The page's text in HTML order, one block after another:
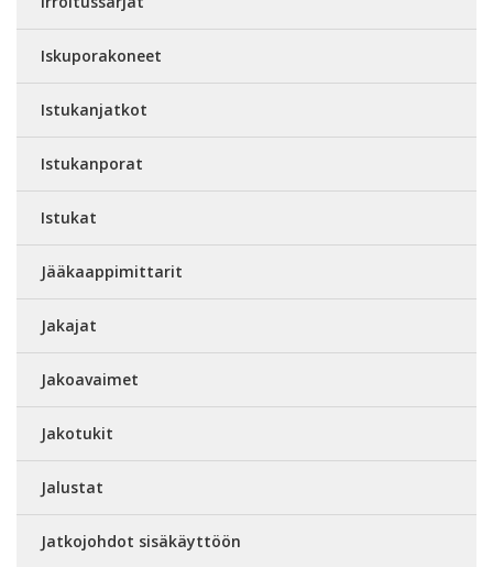
Iskuporakoneet
Istukanjatkot
Istukanporat
Istukat
Jääkaappimittarit
Jakajat
Jakoavaimet
Jakotukit
Jalustat
Jatkojohdot sisäkäyttöön